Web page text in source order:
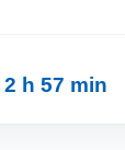
2 h 57 min